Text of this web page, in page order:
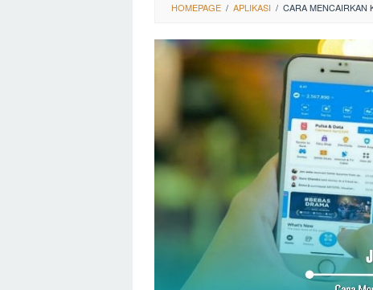
HOMEPAGE / APLIKASI / CARA MENCAIRKAN